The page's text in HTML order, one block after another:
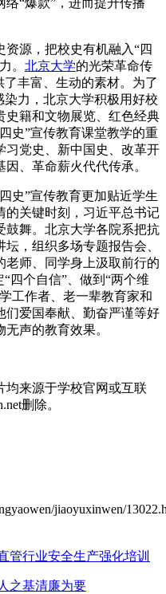
“爆款”，进而提升传播
源，把校史有机融入“四
。 北京大学的光荣革命传
丰富、生动的素材。为了
力，北京大学积极用好校
史籍和文物展览、红色经典
史”宣传教育课堂教学的重
习党史、新中国史、改革开
、革命薪火代代传承。
”宣传教育更加贴近学生
的关键时刻，习近平总书记
鼓舞。北京大学各院系把抗
，组织多场专题报告会、
老师、同学身上汲取前行的
四个自信”、做到“两个维
工作者、老一辈教育家和
们爱国奉献、勤奋严谨等好
声的教育效果。
均来源于学校官网或互联
删除。
jiaoyuxinwen/
管行业安全生产强化培训
之基清廉为要